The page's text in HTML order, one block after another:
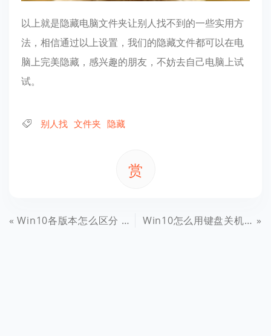
以上就是隐藏电脑文件夹让别人找不到的一些实用方
法，相信通过以上设置，我们的隐藏文件都可以在电
脑上完美隐藏，感兴趣的朋友，不妨去自己电脑上试
试。
别人找 文件夹 隐藏
赏
Win10各版本怎么区分 一文教你如何区分Win10各版本 Win10怎么用键盘关机 4种Win10快速关机方法